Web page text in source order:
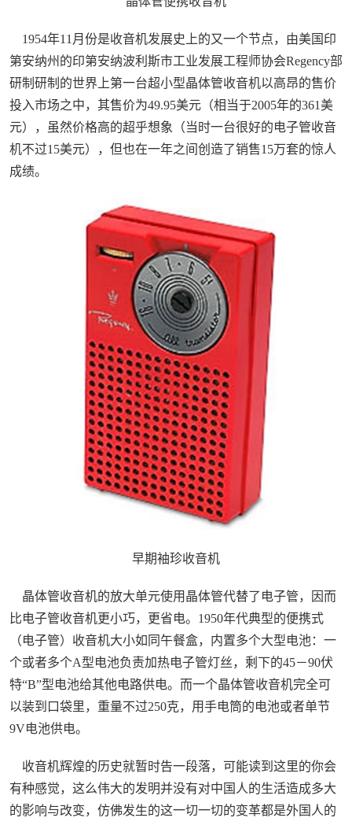
1954年11月份是收音机发展史上的又一个节点，由美国印
第安纳州的印第安纳波利斯市工业发展工程师协会Regency部
研制研制的世界上第一台超小型晶体管收音机以高昂的售价
投入市场之中，其售价为49.95美元（相当于2005年的361美
元），虽然价格高的超乎想象（当时一台很好的电子管收音
机不过15美元），但也在一年之间创造了销售15万套的惊人
成绩。
早期袖珍收音机
晶体管收音机的放大单元使用晶体管代替了电子管，因而
比电子管收音机更小巧，更省电。1950年代典型的便携式
（电子管）收音机大小如同午餐盒，内置多个大型电池：一
个或者多个A型电池负责加热电子管灯丝，剩下的45－90伏
特“B”型电池给其他电路供电。而一个晶体管收音机完全可
以装到口袋里，重量不过250克，用手电筒的电池或者单节
9V电池供电。
收音机辉煌的历史就暂时告一段落，可能读到这里的你会
有种感觉，这么伟大的发明并没有对中国人的生活造成多大
的影响与改变，仿佛发生的这一切一切的变革都是外国人的